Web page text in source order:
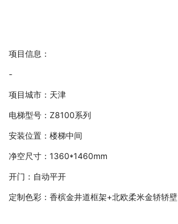
项目信息：
-
项目城市：天津
电梯型号：Z8100系列
安装位置：楼梯中间
净空尺寸：1360*1460mm
开门：自动平开
定制色彩：香槟金井道框架+北欧柔米金轿轿壁